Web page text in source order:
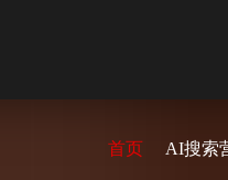
首页 AI搜索